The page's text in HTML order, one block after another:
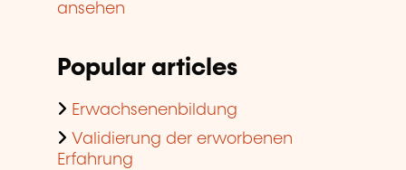
ansehen
Popular articles
Erwachsenenbildung
Validierung der erworbenen
Erfahrung